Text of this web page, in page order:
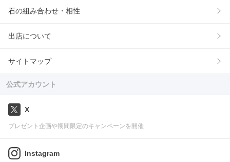
石の組み合わせ・相性
出店について
サイトマップ
公式アカウント
X
プレゼント企画や期間限定のキャンペーンを開催
Instagram